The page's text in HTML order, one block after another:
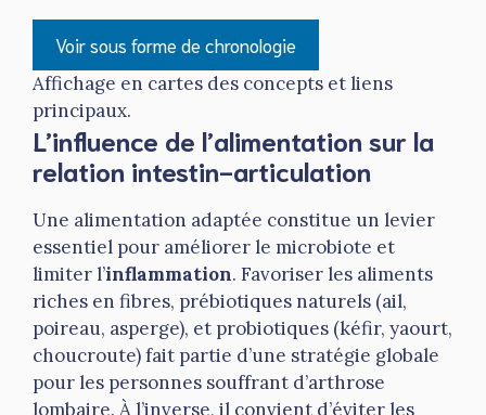
Voir sous forme de chronologie
Affichage en cartes des concepts et liens
principaux.
L’influence de l’alimentation sur la
relation intestin-articulation
Une alimentation adaptée constitue un levier
essentiel pour améliorer le microbiote et
limiter l’inflammation. Favoriser les aliments
riches en fibres, prébiotiques naturels (ail,
poireau, asperge), et probiotiques (kéfir, yaourt,
choucroute) fait partie d’une stratégie globale
pour les personnes souffrant d’arthrose
lombaire. À l’inverse, il convient d’éviter les